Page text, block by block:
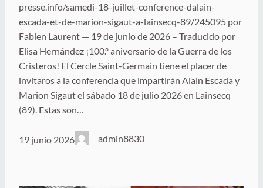
presse.info/samedi-18-juillet-conference-dalain-
escada-et-de-marion-sigaut-a-lainsecq-89/245095 por
Fabien Laurent — 19 de junio de 2026 – Traducido por
Elisa Hernández ¡100.º aniversario de la Guerra de los
Cristeros! El Cercle Saint-Germain tiene el placer de
invitaros a la conferencia que impartirán Alain Escada y
Marion Sigaut el sábado 18 de julio 2026 en Lainsecq
(89). Estas son…
19 junio 2026 admin8830